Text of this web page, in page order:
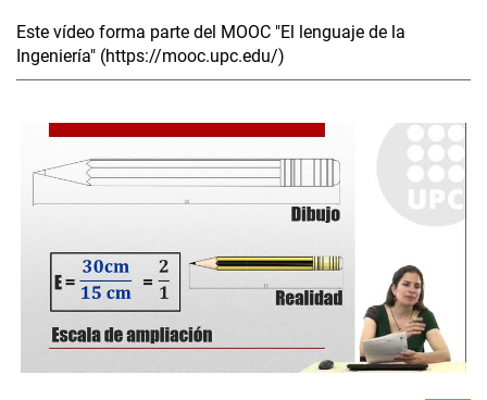
Este vídeo forma parte del MOOC "El lenguaje de la
Ingeniería" (https://mooc.upc.edu/)